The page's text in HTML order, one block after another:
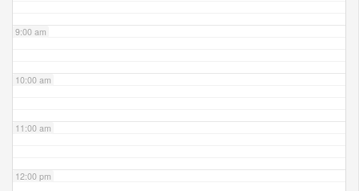
9:00 am
10:00 am
11:00 am
12:00 pm